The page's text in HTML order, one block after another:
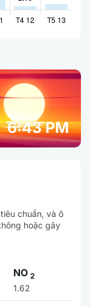
6:43 PM
chuẩn, và ô
hoặc gây
NO 2
1.62